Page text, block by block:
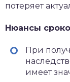
потеряет
Нюансы
При
имеет